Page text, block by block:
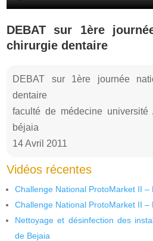
DEBAT sur 1ère
chirurgie dentaire
DEBAT sur 1ère journée
dentaire
faculté de médecine université
béjaia
14 Avril 2011
Vidéos récentes
Challenge National ProtoMarket II –
Challenge National ProtoMarket II –
Nettoyage et désinfection des
de Bejaia